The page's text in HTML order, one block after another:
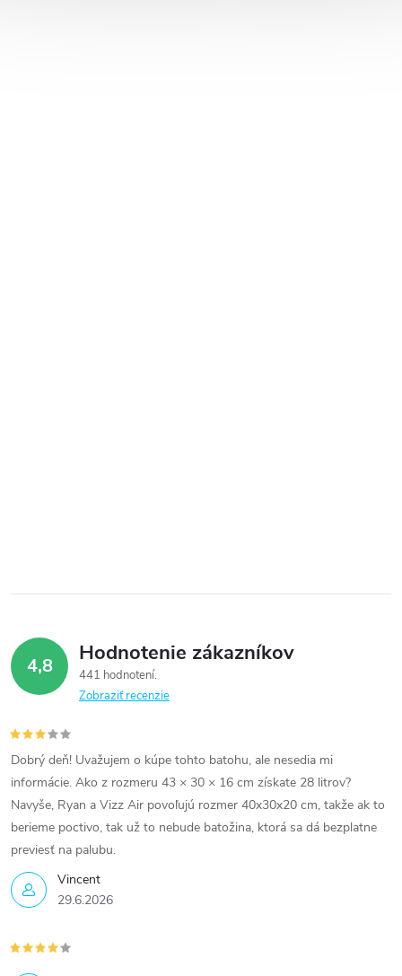
4,8 Hodnotenie zákazníkov
441 hodnotení
Zobraziť recenzie
Vincent
29.6.2026
Dobrý deň! Uvažujem o kúpe tohto batohu, ale nesedia mi
informácie. Ako z rozmeru 43 × 30 × 16 cm získate 28 litrov?
Navyše, Ryan a Vizz Air povoľujú rozmer 40x30x20 cm, takže ak to
berieme poctivo, tak už to nebude batožina, ktorá sa dá bezplatne
previesť na palubu.